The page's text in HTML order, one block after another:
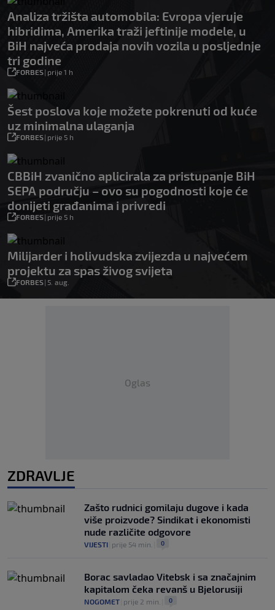
Analiza tržišta automobila: Evropa vjeruje
hibridima, Amerika traži jeftinije modele, u
BiH najveća prodaja novih vozila u posljednje
tri godine
FORBES| prije 1 h
Šest poslova koje možete pokrenuti od kuće
uz minimalna ulaganja
FORBES| prije 5 h
CBBiH zvanično aplicirala za pristupanje BiH
SEPA području – ovo su pogodnosti koje će
donijeti građanima i privredi
FORBES| prije 5 h
Milijarder i holivudska zvijezda u najvećem
projektu za spas živog svijeta
FORBES| 5. aug.
Oglas
ZDRAVLJE
Zašto rudnici gomilaju dugove i kada
više proizvode? Sindikat i ekonomisti
nude različite odgovore
VIJESTI prije 54 min. 0
Borac savladao Vitebsk i sa značajnim
kapitalom čeka revanš u Bjelorusiji
NOGOMET prije 2 min. 0